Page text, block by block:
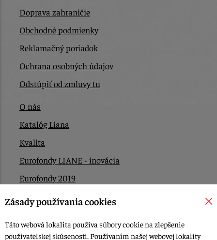
Doprava zahraničie
Obchodné podmienky
Reklamačný poriadok
Ochrana osobných údajov
Odstúpiť od zmluvy tu
O nás
Katalóg Liana
Kvalita
Eurofondy LIANE - inovácia
Eurofondy 2019
Eurofondy 2022/2023
Kontakt
Zásady používania cookies
Táto webová lokalita používa súbory cookie na zlepšenie
používateľskej skúsenosti. Používaním našej webovej lokality